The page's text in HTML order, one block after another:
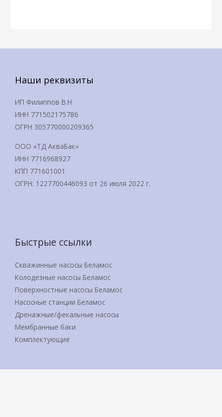
Наши реквизиты
ИП Филиппов В.Н
ИНН 771502175786
ОГРН 305770000209365
ООО «ТД АкваБак»
ИНН 7716968927
КПП 771601001
ОГРН: 1227700446093 от 26 июля 2022 г.
Быстрые ссылки
Скважинные насосы Беламос
Колодезные насосы Беламос
Поверхностные насосы Беламос
Насосные станции Беламос
Дренажные/фекальные насосы
Мембранные баки
Комплектующие